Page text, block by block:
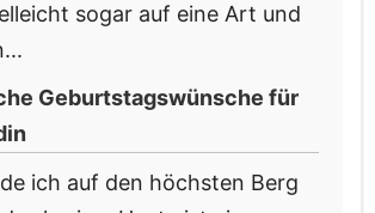
sogar auf eine Art und
Geburtstagswünsche für
ich auf den höchsten Berg